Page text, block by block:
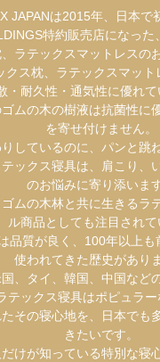
JAPANは2015年、日本で
特約販売店になった
ラテックスマットレスの
クス枕、ラテックスマット
・耐久性・通気性に優れて
ムの木の樹液は抗菌性に
を寄せ付けません。
しているのに、パンと跳
ックス寝具は、肩こり、
のお悩みに寄り添います
ムの木林と共に生きるラ
ル商品としても注目されて
品質が良く、100年以上
使われてきた歴史があり
、タイ、韓国、中国など
テックス寝具はポピュラー
その寝心地を、日本でも
きたいです。
けが知っている特別な寝